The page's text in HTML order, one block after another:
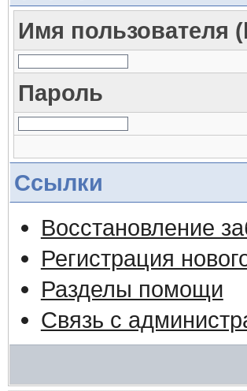
Имя пользователя
Пароль
Ссылки
Восстановление
Регистрация
Разделы помощи
Связь с